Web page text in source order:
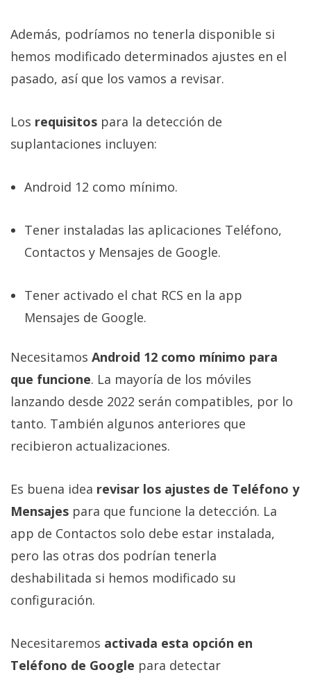
Además, podríamos no tenerla disponible si
hemos modificado determinados ajustes en el
pasado, así que los vamos a revisar.
Los requisitos para la detección de
suplantaciones incluyen:
Android 12 como mínimo.
Tener instaladas las aplicaciones Teléfono,
Contactos y Mensajes de Google.
Tener activado el chat RCS en la app
Mensajes de Google.
Necesitamos Android 12 como mínimo para
que funcione. La mayoría de los móviles
lanzando desde 2022 serán compatibles, por lo
tanto. También algunos anteriores que
recibieron actualizaciones.
Es buena idea revisar los ajustes de Teléfono y
Mensajes para que funcione la detección. La
app de Contactos solo debe estar instalada,
pero las otras dos podrían tenerla
deshabilitada si hemos modificado su
configuración.
Necesitaremos activada esta opción en
Teléfono de Google para detectar